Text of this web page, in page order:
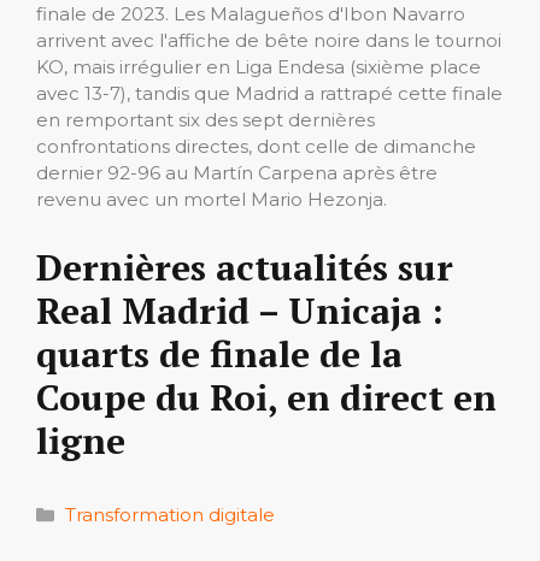
finale de 2023. Les Malagueños d'Ibon Navarro
arrivent avec l'affiche de bête noire dans le tournoi
KO, mais irrégulier en Liga Endesa (sixième place
avec 13-7), tandis que Madrid a rattrapé cette finale
en remportant six des sept dernières
confrontations directes, dont celle de dimanche
dernier 92-96 au Martín Carpena après être
revenu avec un mortel Mario Hezonja.
Dernières actualités sur
Real Madrid – Unicaja :
quarts de finale de la
Coupe du Roi, en direct en
ligne
Catégories
Transformation digitale